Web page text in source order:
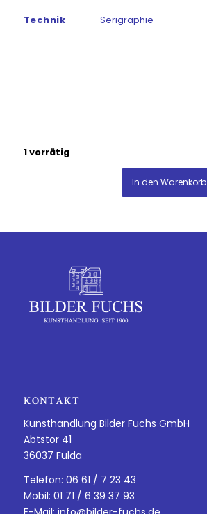
Technik Serigraphie
1 vorrätig
In den Warenkorb
KONTAKT
Kunsthandlung Bilder Fuchs GmbH
Abtstor 41
36037 Fulda
Telefon: 06 61 / 7 23 43
Mobil: 01 71 / 6 39 37 93